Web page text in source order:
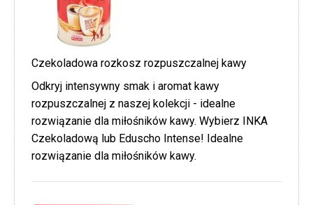
Czekoladowa rozkosz rozpuszczalnej kawy
Odkryj intensywny smak i aromat kawy
rozpuszczalnej z naszej kolekcji - idealne
rozwiązanie dla miłośników kawy. Wybierz INKA
Czekoladową lub Eduscho Intense! Idealne
rozwiązanie dla miłośników kawy.